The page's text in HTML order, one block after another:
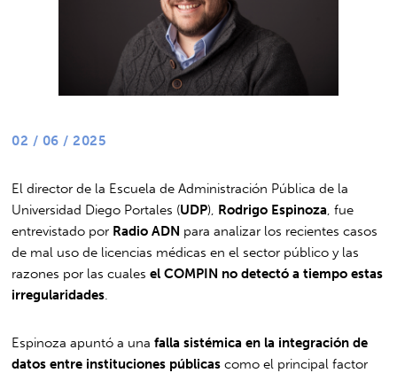
02 / 06 / 2025
El director de la Escuela de Administración Pública de la
Universidad Diego Portales (UDP), Rodrigo Espinoza , fue
entrevistado por Radio ADN para analizar los recientes casos
de mal uso de licencias médicas en el sector público y las
razones por las cualesel COMPIN no detectó a tiempo estas
irregularidades
Espinoza apuntó a unafalla sistémica en la integración de
datos entre instituciones públicas como el principal factor